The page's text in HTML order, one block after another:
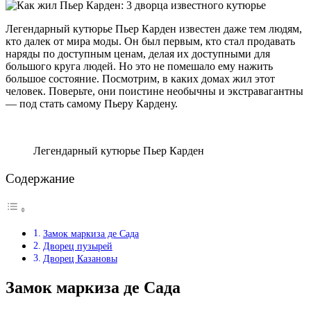
Легендарный кутюрье Пьер Карден известен даже тем людям,
кто далек от мира моды. Он был первым, кто стал продавать
наряды по доступным ценам, делая их доступными для
большого круга людей. Но это не помешало ему нажить
большое состояние. Посмотрим, в каких домах жил этот
человек. Поверьте, они поистине необычны и экстравагантны
— под стать самому Пьеру Кардену.
Легендарный кутюрье Пьер Карден
Содержание
Замок маркиза де Сада
Дворец пузырей
Дворец Казановы
Замок маркиза де Сада